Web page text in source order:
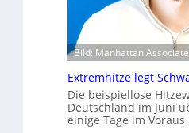
s
e
r
t
e
t
Z
u
v
e
r
Bild: Manhattan
Extremhitze legt
Die beispiellose
Deutschland im Juni
einige Tage im